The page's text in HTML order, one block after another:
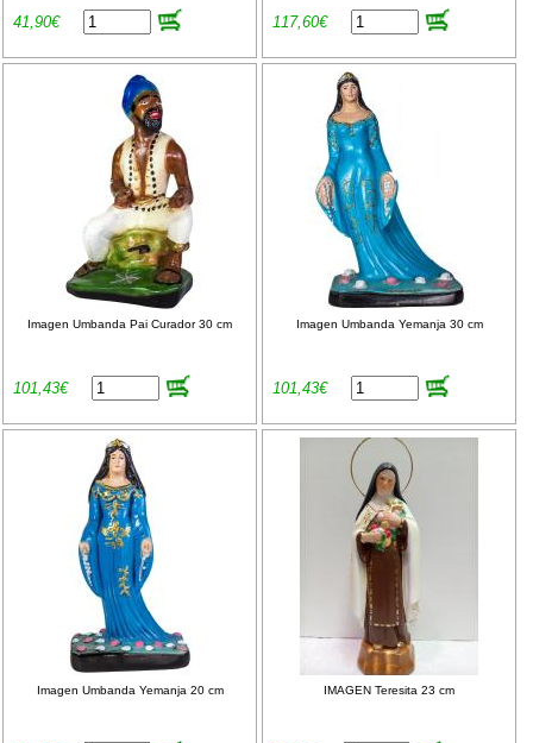
41,90€ 117,60€
Imagen Umbanda Pai Curador 30 cm
101,43€
Imagen Umbanda Yemanja 30 cm
101,43€
Imagen Umbanda Yemanja 20 cm IMAGEN Teresita 23 cm